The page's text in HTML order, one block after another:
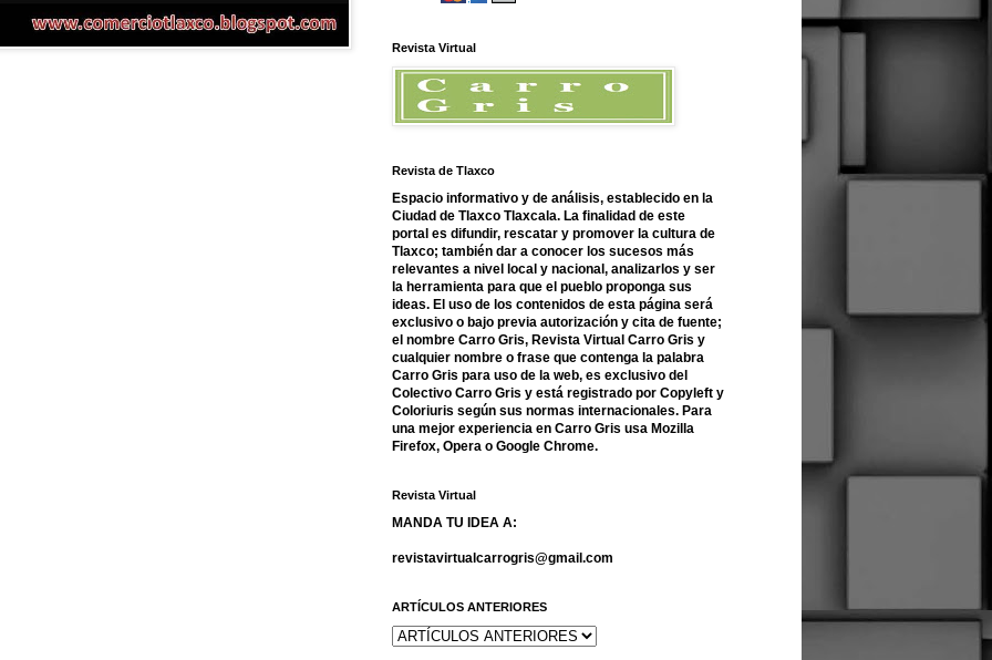
Revista Virtual
Revista de Tlaxco
Espacio informativo y de análisis, establecido en la
Ciudad de Tlaxco Tlaxcala. La finalidad de este
portal es difundir, rescatar y promover la cultura de
Tlaxco; también dar a conocer los sucesos más
relevantes a nivel local y nacional, analizarlos y ser
la herramienta para que el pueblo proponga sus
ideas. El uso de los contenidos de esta página será
exclusivo o bajo previa autorización y cita de fuente;
el nombre Carro Gris, Revista Virtual Carro Gris y
cualquier nombre o frase que contenga la palabra
Carro Gris para uso de la web, es exclusivo del
Colectivo Carro Gris y está registrado por Copyleft y
Coloriuris según sus normas internacionales. Para
una mejor experiencia en Carro Gris usa Mozilla
Firefox, Opera o Google Chrome.
Revista Virtual
MANDA TU IDEA A:
revistavirtualcarrogris@gmail.com
ARTÍCULOS ANTERIORES